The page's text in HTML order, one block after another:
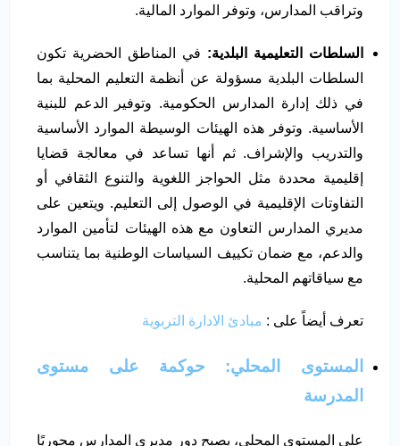
وتراقب المدارس، وتوفر الموارد المالية.
السلطات التعليمية البلدية: في المناطق الحضرية تكون
السلطات البلدية مسؤولة عن أنظمة التعليم المحلية بما
في ذلك إدارة المدارس الحكومية. وتوفير الدعم للبنية
الأساسية. وتوفر هذه الهيئات الوسيطة الموارد الأساسية
والتدريب والإشراف. ثم أنها تساعد في معالجة قضايا
إقليمية محددة مثل الحواجز اللغوية والتنوع الثقافي أو
التفاوتات الإقليمية في الوصول إلى التعليم. ويتعين على
مديري المدارس التعاون مع هذه الهيئات لتأمين الموارد
والدعم، مع ضمان تكييف السياسات الوطنية بما يتناسب
مع سياقاتهم المحلية.
تعرف أيضاً على : مبادئ الادارة التربوية
المستوى المحلي: حوكمة على مستوى
المدرسة
على المستوى المحلي، يصبح دور مديري المدارس محوريًا